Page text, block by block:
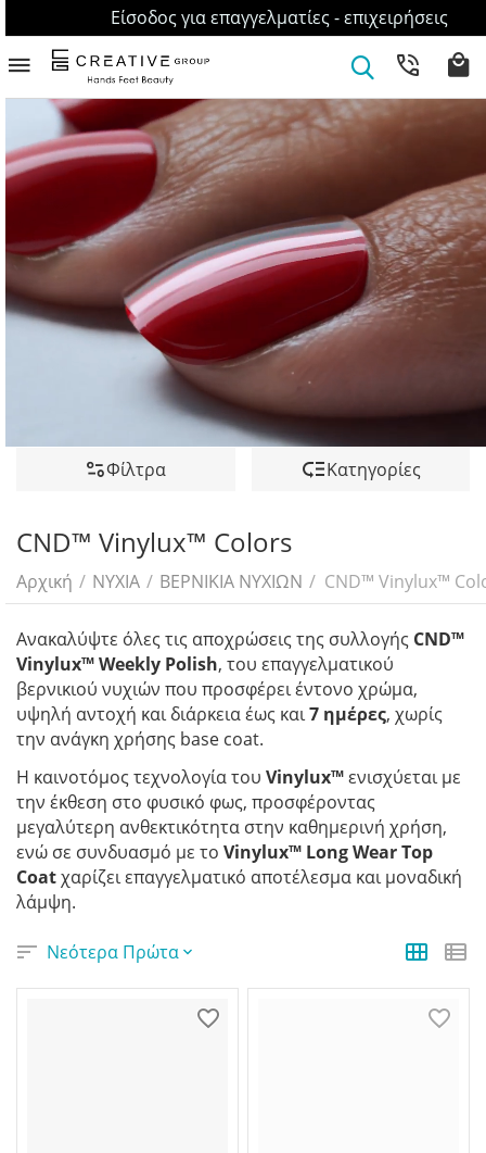
Είσοδος για επαγγελματίες - επιχειρήσεις
Φίλτρα Κατηγορίες
CND™ Vinylux™ Colors
Αρχική / ΝΥΧΙΑ / ΒΕΡΝΙΚΙΑ ΝΥΧΙΩΝ / CND™ Vinylux™
Ανακαλύψτε όλες τις αποχρώσεις της συλλογής CND™
Vinylux™ Weekly Polish, του επαγγελματικού
βερνικιού νυχιών που προσφέρει έντονο χρώμα,
υψηλή αντοχή και διάρκεια έως και7 ημέρες, χωρίς
την ανάγκη χρήσης base coat.
Η καινοτόμος τεχνολογία του Vinylux™ενισχύεται με
την έκθεση στο φυσικό φως, προσφέροντας
μεγαλύτερη ανθεκτικότητα στην καθημερινή χρήση,
ενώ σε συνδυασμό με το Vinylux™ Long Wear Top
Coatχαρίζει επαγγελματικό αποτέλεσμα και μοναδική
λάμψη.
Νεότερα Πρώτα